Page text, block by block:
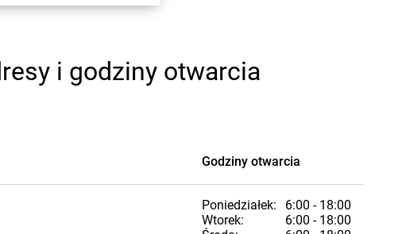
i godziny otwarcia
Godziny otwarcia
Poniedziałek:
6:00 - 18:00
Wtorek:
6:00 - 18:00